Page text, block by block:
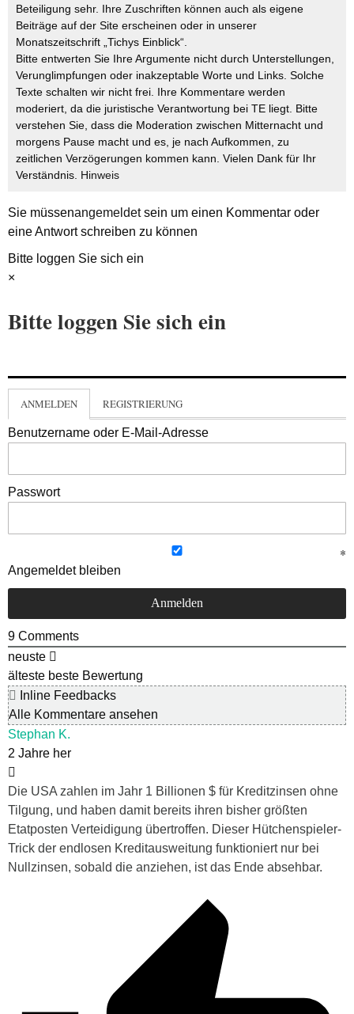
Beteiligung sehr. Ihre Zuschriften können auch als eigene
Beiträge auf der Site erscheinen oder in unserer
Monatszeitschrift „Tichys Einblick“.
Bitte entwerten Sie Ihre Argumente nicht durch Unterstellungen,
Verunglimpfungen oder inakzeptable Worte und Links. Solche
Texte schalten wir nicht frei. Ihre Kommentare werden
moderiert, da die juristische Verantwortung bei TE liegt. Bitte
verstehen Sie, dass die Moderation zwischen Mitternacht und
morgens Pause macht und es, je nach Aufkommen, zu
zeitlichen Verzögerungen kommen kann. Vielen Dank für Ihr
Verständnis. Hinweis
Sie müssenangemeldetsein um einen Kommentar oder
eine Antwort schreiben zu können
Bitte loggen Sie sich ein
×
Bitte loggen Sie sich ein
ANMELDEN REGISTRIERUNG
Benutzername oder E-Mail-Adresse
Passwort
Angemeldet bleiben
9 Comments
neuste
älteste beste Bewertung
Inline Feedbacks
Alle Kommentare ansehen
Stephan K.
2 Jahre her
Die USA zahlen im Jahr 1 Billionen $ für Kreditzinsen ohne
Tilgung, und haben damit bereits ihren bisher größten
Etatposten Verteidigung übertroffen. Dieser Hütchenspieler-
Trick der endlosen Kreditausweitung funktioniert nur bei
Nullzinsen, sobald die anziehen, ist das Ende absehbar.